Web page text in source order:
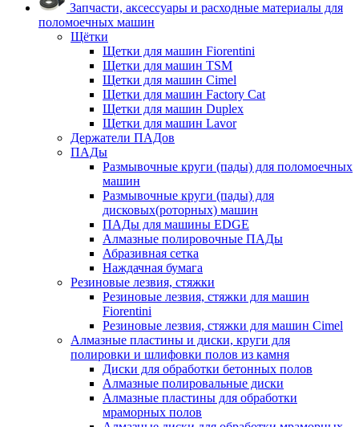
Запчасти, аксессуары и расходные материалы для
поломоечных машин
Щётки
Щетки для машин Fiorentini
Щетки для машин TSM
Щетки для машин Cimel
Щетки для машин Factory Cat
Щетки для машин Duplex
Щетки для машин Lavor
Держатели ПАДов
ПАДы
Размывочные круги (пады) для поломоечных
машин
Размывочные круги (пады) для
дисковых(роторных) машин
ПАДы для машины EDGE
Алмазные полировочные ПАДы
Абразивная сетка
Наждачная бумага
Резиновые лезвия, стяжки
Резиновые лезвия, стяжки для машин
Fiorentini
Резиновые лезвия, стяжки для машин Cimel
Алмазные пластины и диски, круги для
полировки и шлифовки полов из камня
Диски для обработки бетонных полов
Алмазные полировальные диски
Алмазные пластины для обработки
мраморных полов